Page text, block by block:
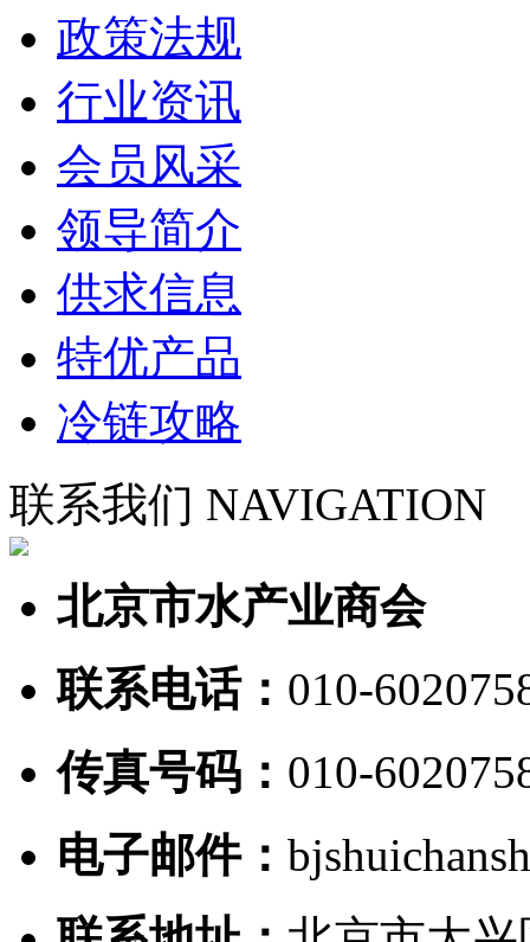
政策法规
行业资讯
会员风采
领导简介
供求信息
特优产品
冷链攻略
联系我们 NAVIGATION
北京市水产业商会
联系电话： 010-
传真号码： 010-
电子邮件：